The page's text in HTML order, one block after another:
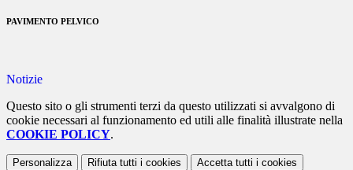
PAVIMENTO PELVICO
Notizie
Questo sito o gli strumenti terzi da questo utilizzati si avvalgono di
cookie necessari al funzionamento ed utili alle finalità illustrate nella
COOKIE POLICY.
Personalizza Rifiuta tutti i cookies Accetta tutti i cookies